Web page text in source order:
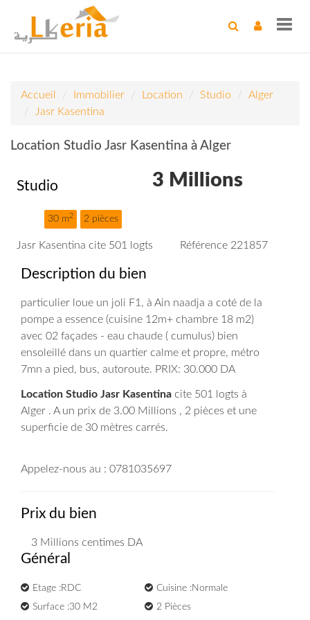
Accueil Immobilier Location Studio
Alger
Jasr Kasentina
Location Studio Jasr Kasentina à Alger
Studio
30 m2 2 pièces
3 Millions
Jasr Kasentina cite 501 logts Référence 221857
Description du bien
particulier loue un joli F1, à Ain naadja a coté de la
pompe a essence (cuisine 12m+ chambre 18 m2)
avec 02 façades - eau chaude ( cumulus) bien
ensoleillé dans un quartier calme et propre, métro
7mn a pied, bus, autoroute. PRIX: 30.000 DA
Location Studio Jasr Kasentina cite 501 logts à
Alger . A un prix de 3.00 Millions , 2 pièces et une
superficie de 30 mètres carrés.
Appelez-nous au : 0781035697
Prix du bien
3 Millions centimes DA
Général
Etage :RDC
Cuisine :Normale
Surface :30 M2
2 Pièces